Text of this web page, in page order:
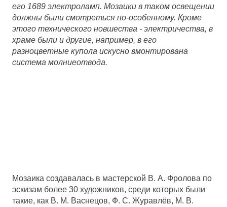
его 1689 электроламп. Мозаики в таком освещении
должны были смотреться по-особенному. Кроме
этого технического новшества - электричества, в
храме были и другие, например, в его
разноцветные куполa искусно вмонтирована
систeма молниeотвода.
Мозаика создавалась в мастерской В. А. Фролова по
эскизам более 30 художников, среди которых были
такие, как В. М. Васнецов, Ф. С. Журавлёв, М. В.